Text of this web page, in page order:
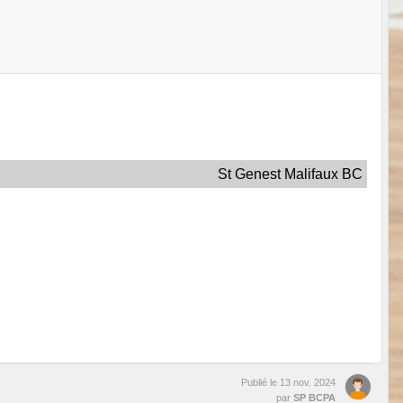
St Genest Malifaux BC
Publié le 13 nov. 2024
par SP BCPA